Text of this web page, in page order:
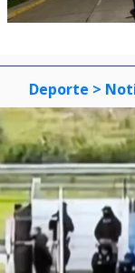
Deporte >